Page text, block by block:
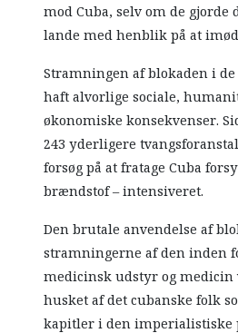
mod Cuba, selv om de gjorde
lande med henblik på at
Stramningen af blokaden i
haft alvorlige sociale,
økonomiske konsekvenser.
243 yderligere
forsøg på at fratage Cuba
brændstof – intensiveret.
Den brutale anvendelse af
stramningerne af den inden
medicinsk udstyr og
husket af det cubanske folk
kapitler i den imperialistiske